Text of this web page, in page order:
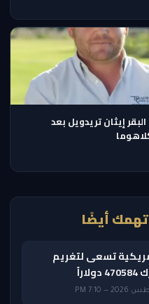
البقر إيثان تريدويل بعد
أيضًا
تسعى لتغريم